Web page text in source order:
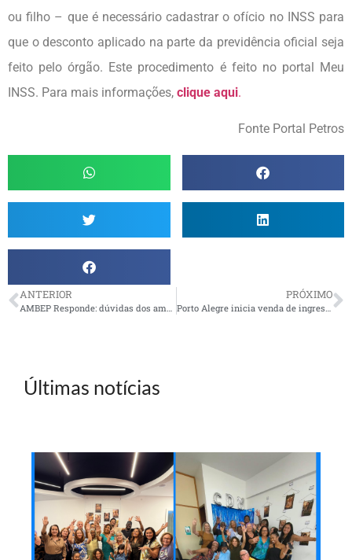
ou filho – que é necessário cadastrar o ofício no INSS para
que o desconto aplicado na parte da previdência oficial seja
feito pelo órgão. Este procedimento é feito no portal Meu
INSS. Para mais informações, clique aqui.
Fonte Portal Petros
ANTERIOR
AMBEP Responde: dúvidas dos ambepianos sobre novo PED da Petros
PRÓXIMO
Porto Alegre inicia venda de ingressos para Confraternização de Fim de Ano
Últimas notícias